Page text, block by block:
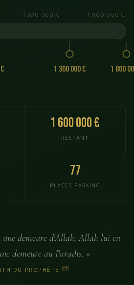
1 300 000 € 1 800 000 €
1 300 000 € 1 800
1 600 000 €
RESTANT
77
PLACES PARKING
demeure d'Allah, Allah lui en
demeure au Paradis. »
— HADITH DU PROPHÈTE ﷺ